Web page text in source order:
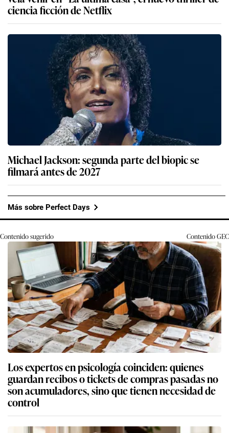
ciencia ficción de Netflix
Michael Jackson: segunda parte del biopic se
filmará antes de 2027
Más sobre Perfect Days
Contenido sugerido ContenidoGEC
Los expertos en psicología coinciden: quienes
guardan recibos o tickets de compras pasadas no
son acumuladores, sino que tienen necesidad de
control